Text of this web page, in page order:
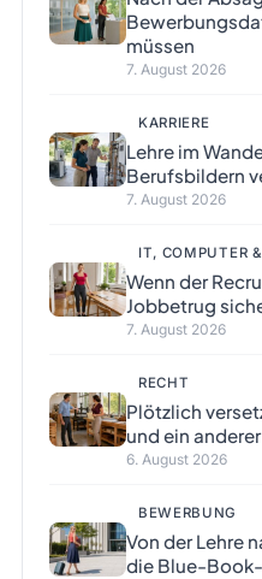
müssen
7. August 2026
KARRIERE
Lehre im
Berufsbildern
7. August 2026
IT, COMPUTER
Wenn der
Jobbetrug
7. August 2026
RECHT
Plötzlich
und ein
6. August 2026
BEWERBUNG
Von der Lehre
die Blue-